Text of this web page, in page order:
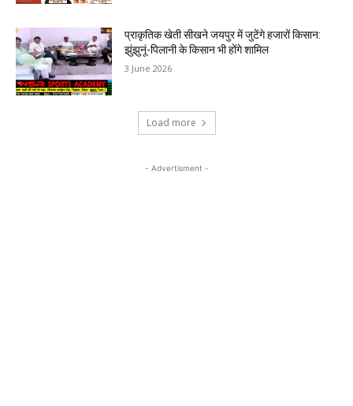
प्राकृतिक खेती सीखने जयपुर में जुटेंगे हजारों किसान:
झुंझुनूं-पिलानी के किसान भी होंगे शामिल
3 June 2026
Load more
- Advertisment -